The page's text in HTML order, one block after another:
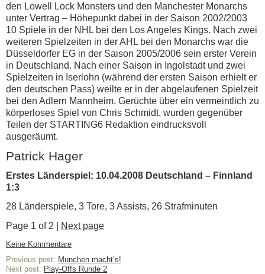
den Lowell Lock Monsters und den Manchester Monarchs
unter Vertrag – Höhepunkt dabei in der Saison 2002/2003
10 Spiele in der NHL bei den Los Angeles Kings. Nach zwei
weiteren Spielzeiten in der AHL bei den Monarchs war die
Düsseldorfer EG in der Saison 2005/2006 sein erster Verein
in Deutschland. Nach einer Saison in Ingolstadt und zwei
Spielzeiten in Iserlohn (während der ersten Saison erhielt er
den deutschen Pass) weilte er in der abgelaufenen Spielzeit
bei den Adlern Mannheim. Gerüchte über ein vermeintlich zu
körperloses Spiel von Chris Schmidt, wurden gegenüber
Teilen der STARTING6 Redaktion eindrucksvoll
ausgeräumt.
Patrick Hager
Erstes Länderspiel: 10.04.2008 Deutschland – Finnland
1:3
28 Länderspiele, 3 Tore, 3 Assists, 26 Strafminuten
Page 1 of 2 |
Next page
Keine Kommentare
Previous post: München macht’s!
Next post: Play-Offs Runde 2